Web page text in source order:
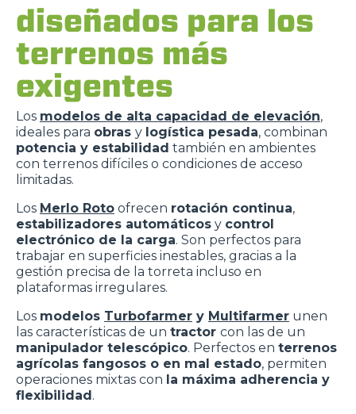
diseñados para los
terrenos más
exigentes
Los modelos de alta capacidad de elevación,
ideales para obras y logística pesada, combinan
potencia y estabilidad también en ambientes
con terrenos difíciles o condiciones de acceso
limitadas.
Los Merlo Roto ofrecen rotación continua,
estabilizadores automáticos y control
electrónico de la carga. Son perfectos para
trabajar en superficies inestables, gracias a la
gestión precisa de la torreta incluso en
plataformas irregulares.
Los modelos Turbofarmer y Multifarmer unen
las características de un tractor con las de un
manipulador telescópico. Perfectos en terrenos
agrícolas fangosos o en mal estado, permiten
operaciones mixtas con la máxima adherencia y
flexibilidad.